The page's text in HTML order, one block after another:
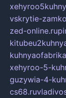
vskrytie-
zed-online.ru
xehyroo-5-
guzywia-4-
cs68.ru